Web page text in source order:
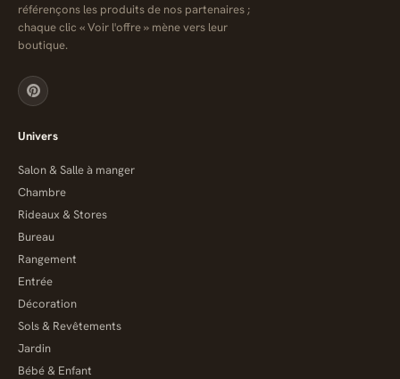
référençons les produits de nos partenaires ;
chaque clic « Voir l'offre » mène vers leur
boutique.
Univers
Salon & Salle à manger
Chambre
Rideaux & Stores
Bureau
Rangement
Entrée
Décoration
Sols & Revêtements
Jardin
Bébé & Enfant